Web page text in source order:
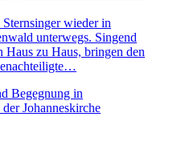
wieder in
unterwegs. Singend
zu Haus, bringen den